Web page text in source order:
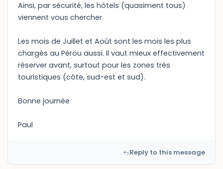
Ainsi, par sécurité, les hôtels (quasiment tous)
viennent vous chercher.
Les mois de Juillet et Août sont les mois les plus
chargés au Pérou aussi. Il vaut mieux effectivement
réserver avant, surtout pour les zones très
touristiques (côte, sud-est et sud).
Bonne journée
Paul
Reply to this message